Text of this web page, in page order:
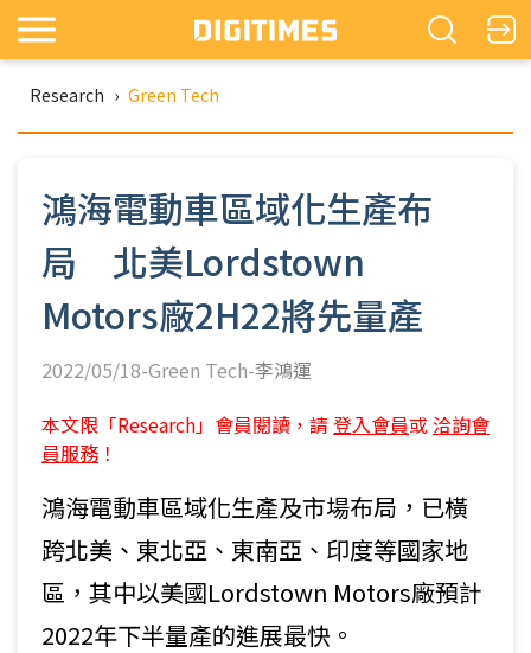
Research › Green Tech
鴻海電動車區域化生產布
局 北美Lordstown
Motors廠2H22將先量產
2022/05/18-Green Tech-李鴻運
本文限「Research」會員閱讀，請 登入會員或 洽詢會
員服務 ！
鴻海電動車區域化生產及市場布局，已橫
跨北美、東北亞、東南亞、印度等國家地
區，其中以美國Lordstown Motors廠預計
2022年下半量產的進展最快。